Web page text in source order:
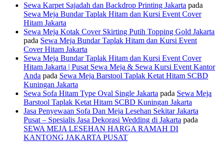
Sewa Karpet Sajadah dan Backdrop Printing Jakarta pada
Sewa Meja Bundar Taplak Hitam dan Kursi Event Cover
Hitam Jakarta
Sewa Meja Kotak Cover Skirting Putih Topping Gold Jakarta
pada Sewa Meja Bundar Taplak Hitam dan Kursi Event
Cover Hitam Jakarta
Sewa Meja Bundar Taplak Hitam dan Kursi Event Cover
Hitam Jakarta | Pusat Sewa Meja & Sewa Kursi Event Kantor
Anda pada Sewa Meja Barstool Taplak Ketat Hitam SCBD
Kuningan Jakarta
Sewa Sofa Hitam Type Oval Single Jakarta pada Sewa Meja
Barstool Taplak Ketat Hitam SCBD Kuningan Jakarta
Jasa Penyewaan Sofa Dan Meja Lesehan Sekitar Jakarta
Pusat – Spesialis Jasa Dekorasi Wedding di Jakarta pada
SEWA MEJA LESEHAN HARGA RAMAH DI
KANTONG JAKARTA PUSAT